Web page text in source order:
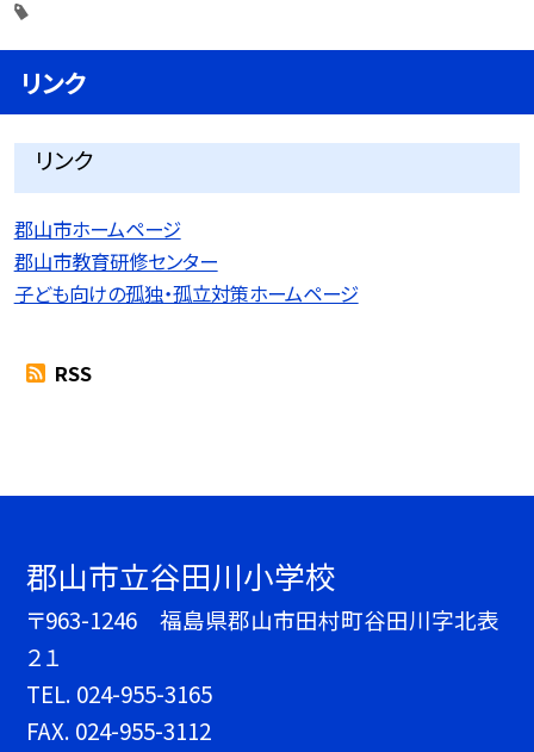
リンク
リンク
郡山市ホームページ
郡山市教育研修センター
子ども向けの孤独・孤立対策ホームページ
RSS
郡山市立谷田川小学校
〒963-1246 福島県郡山市田村町谷田川字北表
２１
TEL. 024-955-3165
FAX. 024-955-3112